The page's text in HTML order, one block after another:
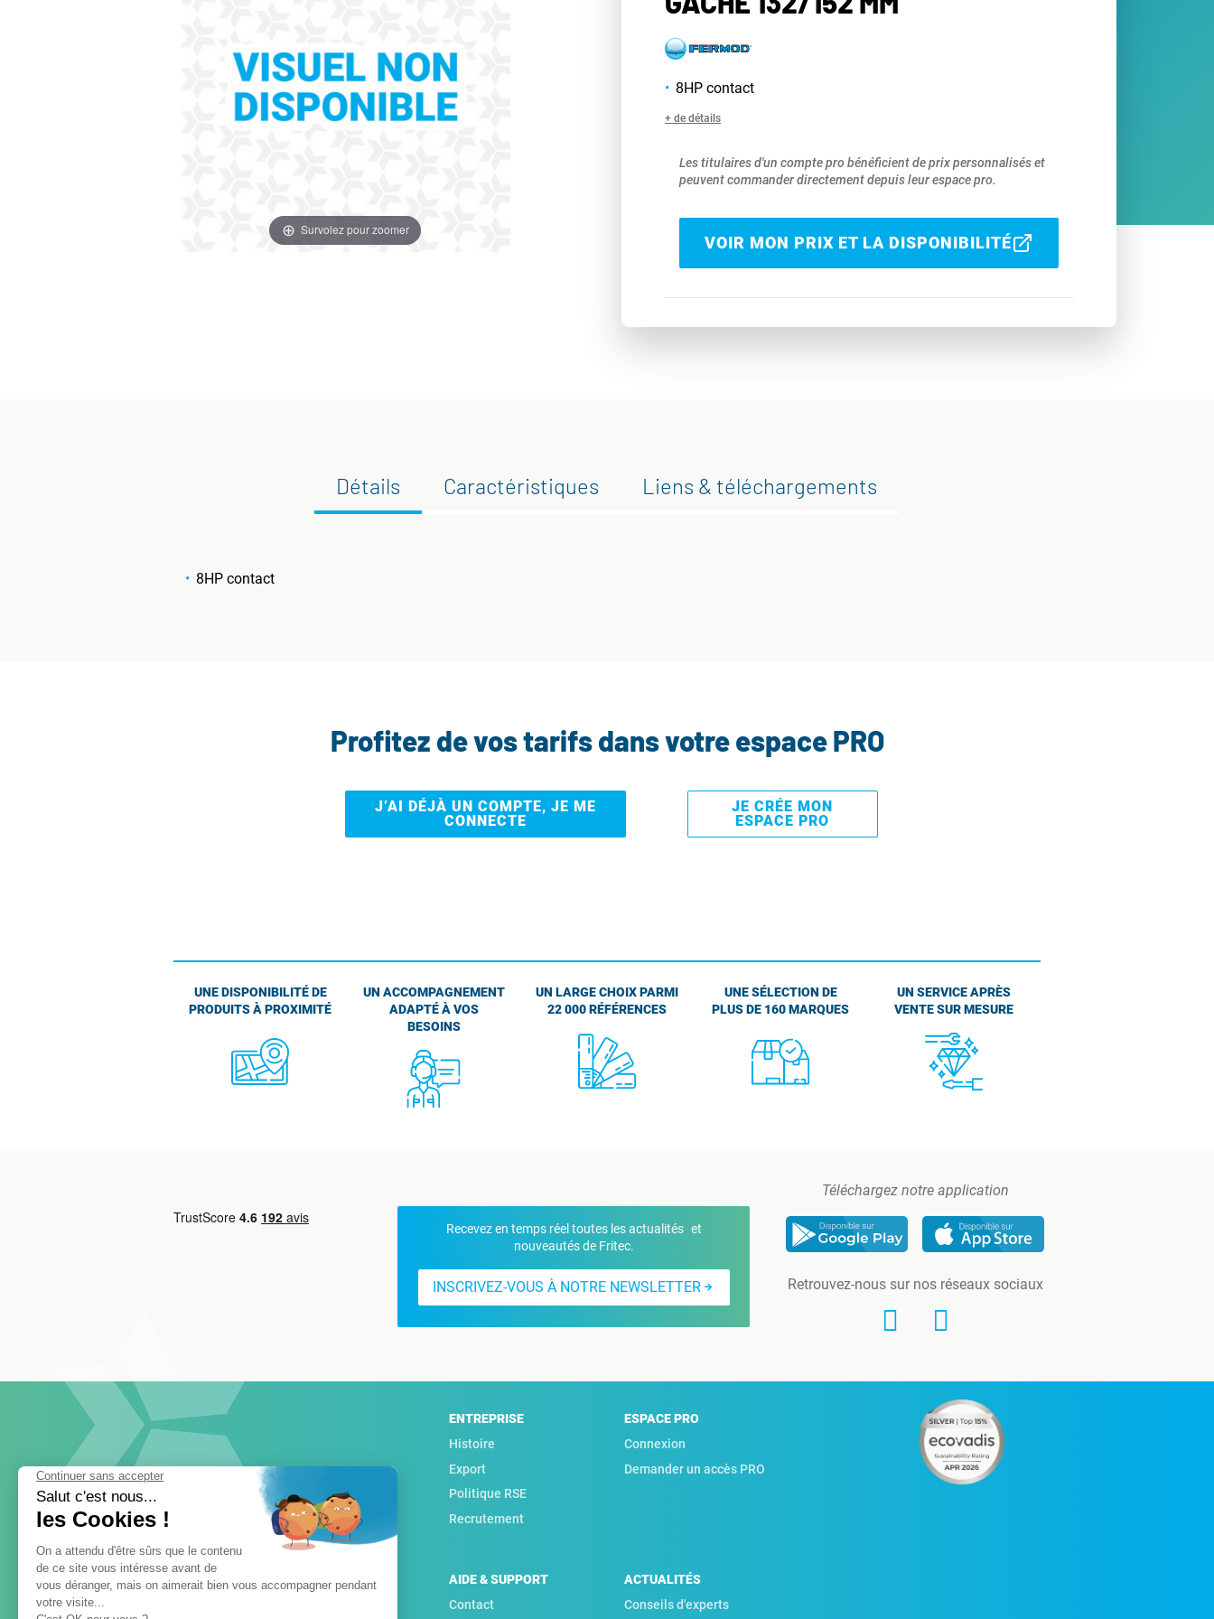
Survolez pour zoomer
8HP contact
+ de détails
Les titulaires d'un compte pro bénéficient de prix personnalisés et
peuvent commander directement depuis leur espace pro.
VOIR MON PRIX ET LA DISPONIBILITÉ
Détails Caractéristiques Liens & téléchargements
8HP contact
Profitez de vos tarifs dans votre espace PRO
J’AI DÉJÀ UN COMPTE, JE ME
CONNECTE
JE CRÉE MON
ESPACE PRO
UNE DISPONIBILITÉ DE
PRODUITS À PROXIMITÉ
UN ACCOMPAGNEMENT
ADAPTÉ À VOS
BESOINS
UN LARGE CHOIX PARMI
22 000 RÉFÉRENCES
UNE SÉLECTION DE
PLUS DE 160 MARQUES
UN SERVICE APRÈS
VENTE SUR MESURE
Recevez en temps réel toutes les actualités et
nouveautés de Fritec.
INSCRIVEZ-VOUS À NOTRE NEWSLETTER
Téléchargez notre application
Retrouvez-nous sur nos réseaux sociaux
ENTREPRISE
Histoire
Export
Politique RSE
Recrutement
ESPACE PRO
Connexion
Demander un accès PRO
AIDE & SUPPORT
Contact
ACTUALITÉS
Conseils d'experts